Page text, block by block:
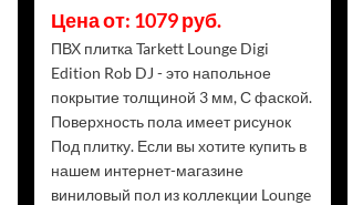
Цена от: 1079 руб.
ПВХ плитка Tarkett Lounge Digi
Edition Rob DJ - это напольное
покрытие толщиной 3 мм, С фаской.
Поверхность пола имеет рисунок
Под плитку. Если вы хотите купить в
нашем интернет-магазине
виниловый пол из коллекции Lounge